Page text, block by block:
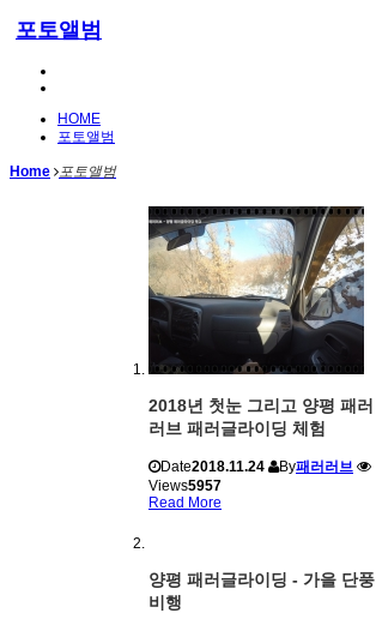
포토앨범
HOME
포토앨범
Home 포토앨범
2018년 첫눈 그리고 양평 패러
러브 패러글라이딩 체험
Date2018.11.24 By패러러브
Views5957
Read More
양평 패러글라이딩 - 가을 단풍
비행